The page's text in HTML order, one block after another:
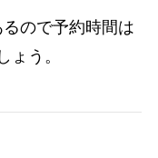
ので予約時間は
ょう。